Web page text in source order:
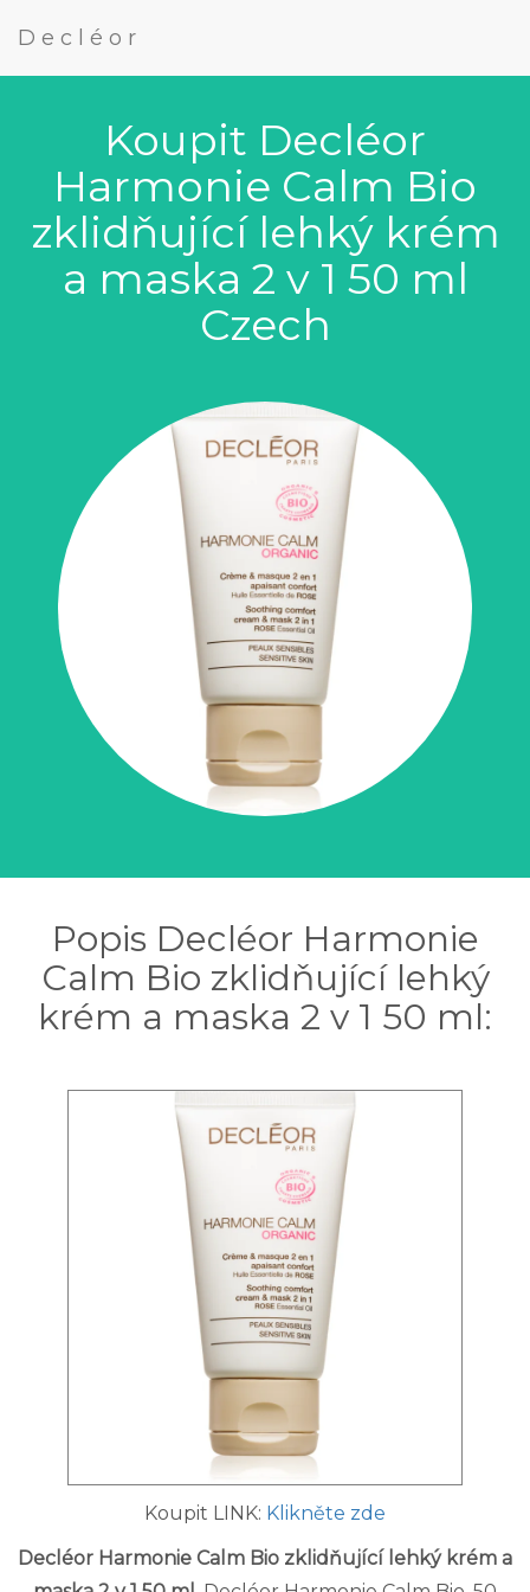
Decléor
Koupit Decléor
Harmonie Calm Bio
zklidňující lehký krém
a maska 2 v 1 50 ml
Czech
Popis Decléor Harmonie
Calm Bio zklidňující lehký
krém a maska 2 v 1 50 ml:
Koupit LINK: Klikněte zde
Decléor Harmonie Calm Bio zklidňující lehký krém a